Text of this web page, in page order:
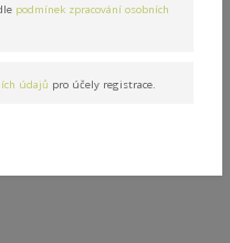
podmínek zpracování osobních
údajů pro účely registrace.